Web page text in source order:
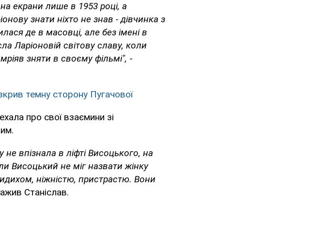
екрани лише в 1953 році, а
знати ніхто не знав - дівчинка з
де в масовці, але без імені в
Ларіоновій світову славу, коли
зняти в своєму фільмі", -
темну сторону Пугачової
про свої взаємини зі
не впізнала в ліфті Висоцького, на
Висоцький не міг назвати жінку
ніжністю, пристрастю. Вони
Станіслав.